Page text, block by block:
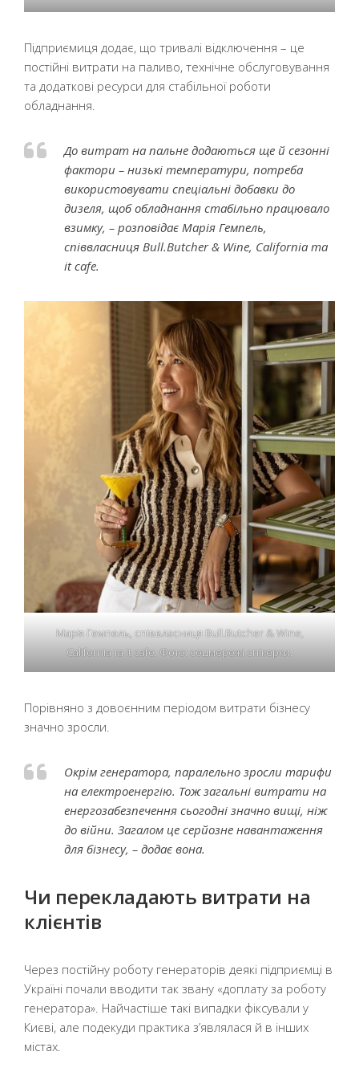
Підприємиця додає, що тривалі відключення – це
постійні витрати на паливо, технічне обслуговування
та додаткові ресурси для стабільної роботи
обладнання.
До витрат на пальне додаються ще й сезонні
фактори – низькі температури, потреба
використовувати спеціальні добавки до
дизеля, щоб обладнання стабільно працювало
взимку, – розповідає Марія Гемпель,
співвласниця Bull.Butcher & Wine, California та
it cafe.
Марія Гемпель, співвласниця Bull.Butcher & Wine,
California та it cafe. Фото: соцмережі спікерки.
Порівняно з довоєнним періодом витрати бізнесу
значно зросли.
Окрім генератора, паралельно зросли тарифи
на електроенергію. Тож загальні витрати на
енергозабезпечення сьогодні значно вищі, ніж
до війни. Загалом це серйозне навантаження
для бізнесу, – додає вона.
Чи перекладають витрати на
клієнтів
Через постійну роботу генераторів деякі підприємці в
Україні почали вводити так звану «доплату за роботу
генератора». Найчастіше такі випадки фіксували у
Києві, але подекуди практика з’являлася й в інших
містах.